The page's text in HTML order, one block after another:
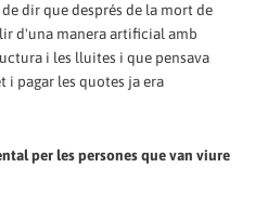
dir que després de la mort de
d'una manera artificial amb
i les lluites i que pensava
i pagar les quotes ja era
per les persones que van viure